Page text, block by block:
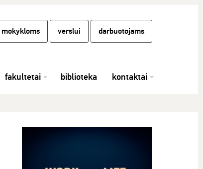
mokykloms verslui darbuotojams
fakultetai biblioteka kontaktai